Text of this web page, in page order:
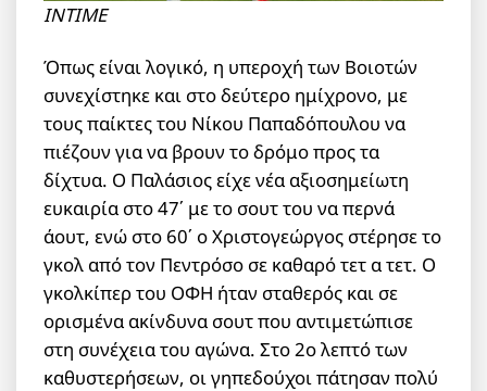
INTIME
Όπως είναι λογικό, η υπεροχή των Βοιοτών
συνεχίστηκε και στο δεύτερο ημίχρονο, με
τους παίκτες του Νίκου Παπαδόπουλου να
πιέζουν για να βρουν το δρόμο προς τα
δίχτυα. Ο Παλάσιος είχε νέα αξιοσημείωτη
ευκαιρία στο 47΄ με το σουτ του να περνά
άουτ, ενώ στο 60΄ ο Χριστογεώργος στέρησε το
γκολ από τον Πεντρόσο σε καθαρό τετ α τετ. Ο
γκολκίπερ του ΟΦΗ ήταν σταθερός και σε
ορισμένα ακίνδυνα σουτ που αντιμετώπισε
στη συνέχεια του αγώνα. Στο 2ο λεπτό των
καθυστερήσεων, οι γηπεδούχοι πάτησαν πολύ